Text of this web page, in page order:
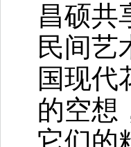
昌硕共
民间艺
国现代
的空想